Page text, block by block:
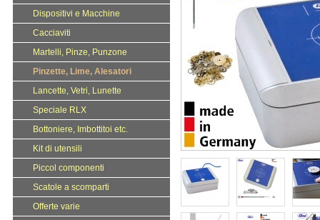
Dispositivi e Macchine
Cacciaviti
Martelli, Pinze, Punzone
Pinzette, Lime, Alesatori
Lancette, Vetri, Lunette
Speciale RLX
Bottoniere, Imbottitoi etc.
Kit di utensili
Piccol componenti
Scatole a scomparti
Offerte varie